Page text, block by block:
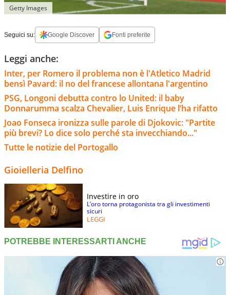
Getty Images
Seguici su: Google Discover Fonti preferite
Leggi anche:
Inter, per Romero il problema non è l'Atletico Madrid
bensì Pavard: il no del francese allontana l'argentino
PSG, Longoni debutta contro lo United: il baby
Donnarumma scalza Chevalier, Luis Enrique l’ha rifatto
Joao Fonseca ironizza sulle parole di Djokovic: "Partite
più brevi? Lo dice solo perché sta invecchiando..."
Tutte le notizie del Portogallo
Gioielleria Delfino
Investire in oro
L’oro torna protagonista tra gli investimenti
sicuri
LEGGI